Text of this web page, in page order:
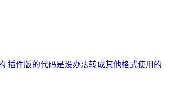
插件版的代码是没办法转成其他格式使用的